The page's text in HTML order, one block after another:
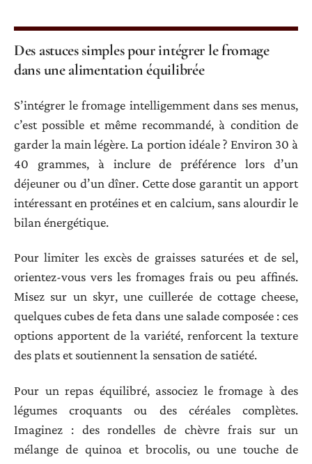
Des astuces simples pour intégrer le fromage
dans une alimentation équilibrée
S’intégrer le fromage intelligemment dans ses menus,
c’est possible et même recommandé, à condition de
garder la main légère. La portion idéale ? Environ 30 à
40 grammes, à inclure de préférence lors d’un
déjeuner ou d’un dîner. Cette dose garantit un apport
intéressant en protéines et en calcium, sans alourdir le
bilan énergétique.
Pour limiter les excès de graisses saturées et de sel,
orientez-vous vers les fromages frais ou peu affinés.
Misez sur un skyr, une cuillerée de cottage cheese,
quelques cubes de feta dans une salade composée : ces
options apportent de la variété, renforcent la texture
des plats et soutiennent la sensation de satiété.
Pour un repas équilibré, associez le fromage à des
légumes croquants ou des céréales complètes.
Imaginez : des rondelles de chèvre frais sur un
mélange de quinoa et brocolis, ou une touche de